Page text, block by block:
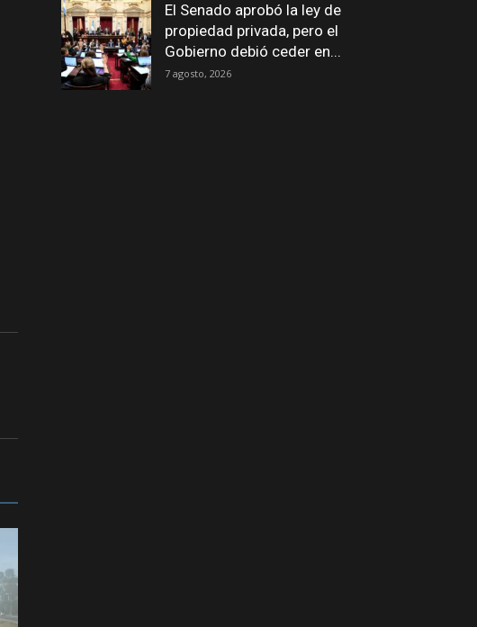
El Senado aprobó la ley de
propiedad privada, pero el
Gobierno debió ceder en...
7 agosto, 2026